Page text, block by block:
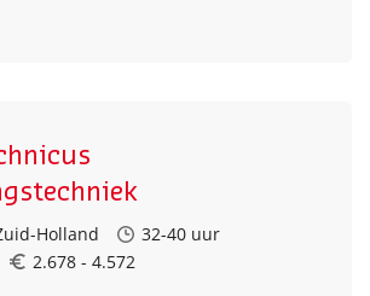
Holland
32-40 uur
2.678 - 4.572